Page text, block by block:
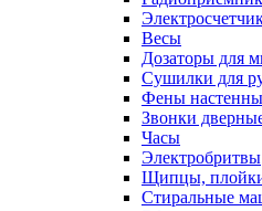
Весы
Дозаторы для
Сушилки для
Фены
Звонки
Часы
Электробритвы
Щипцы,
Стиральные